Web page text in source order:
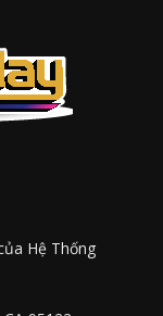
Hệ Thống